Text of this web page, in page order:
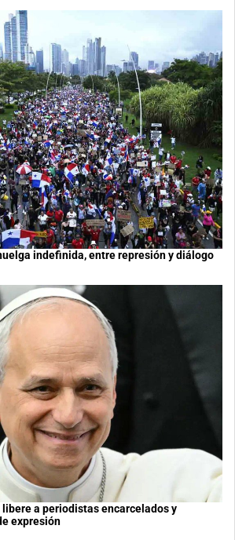
indefinida, entre represión y diálogo
libere a periodistas encarcelados y
expresión